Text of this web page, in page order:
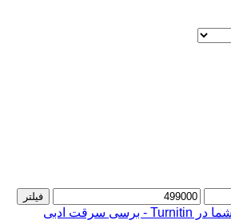
حداکثر
قیمت
فیلتر